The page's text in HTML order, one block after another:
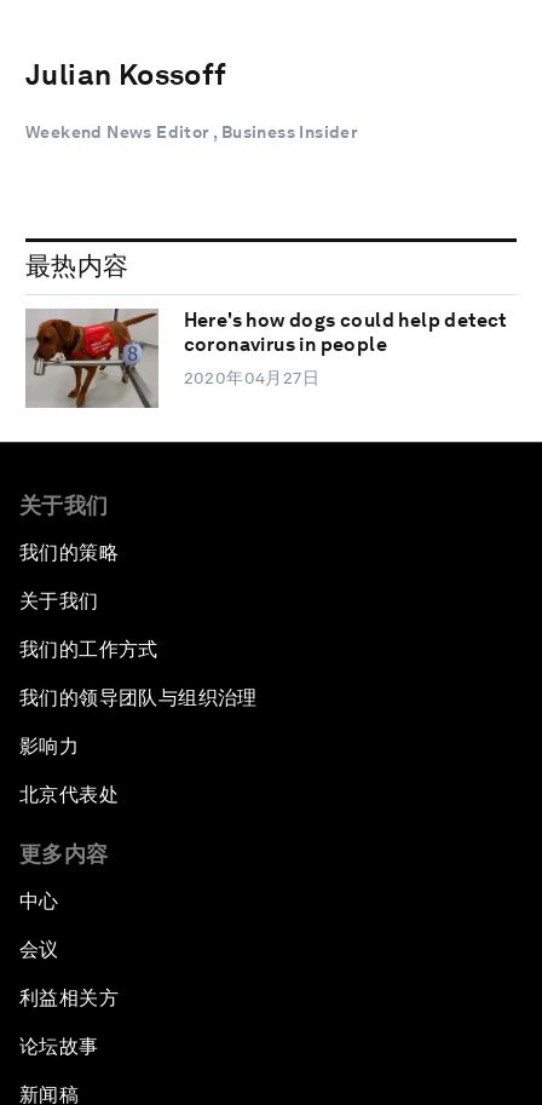
Julian Kossoff
Weekend News Editor , Business Insider
最热内容
Here's how dogs could help detect
coronavirus in people
2020年04月27日
关于我们
我们的策略
关于我们
我们的工作方式
我们的领导团队与组织治理
影响力
北京代表处
更多内容
中心
会议
利益相关方
论坛故事
新闻稿